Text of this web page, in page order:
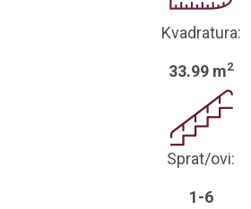
Kvadratura:
33.99 m2
Sprat/ovi:
1-6